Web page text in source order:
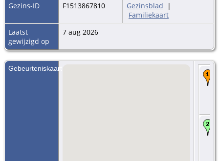
Gezins-ID
F1513867810 Gezinsblad |
Familiekaart
Laatst
gewijzigd op
7 aug 2026
Gebeurteniskaart